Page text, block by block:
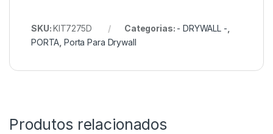
SKU:KIT7275D Categorias: - DRYWALL -
PORTA ,Porta Para Drywall
Produtos relacionados